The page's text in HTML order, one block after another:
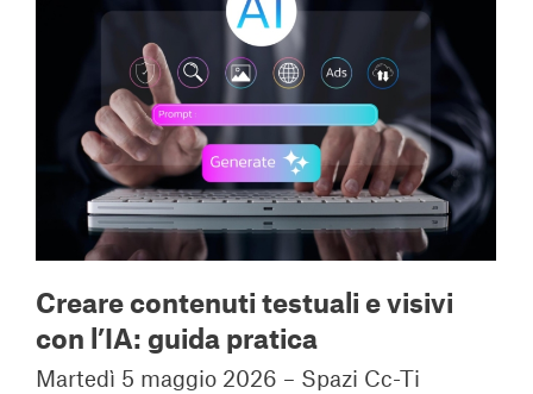
Creare contenuti testuali e visivi
con l’IA: guida pratica
Martedì 5 maggio 2026 – Spazi Cc-Ti